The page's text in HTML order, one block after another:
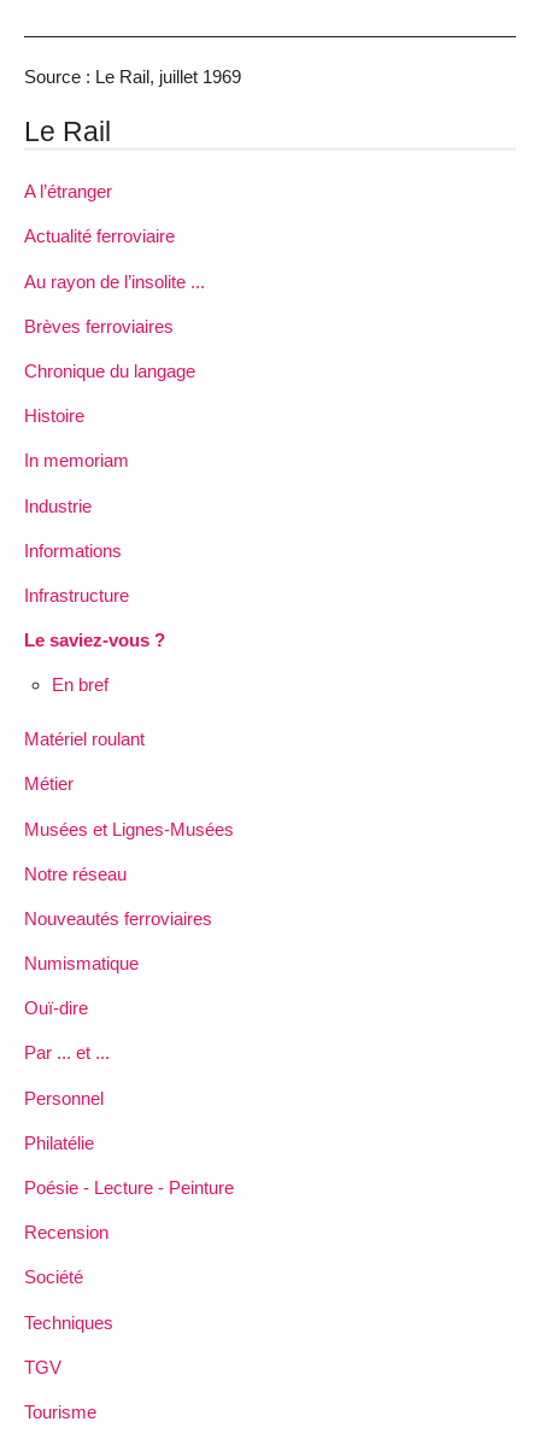
Source : Le Rail, juillet 1969
Le Rail
A l’étranger
Actualité ferroviaire
Au rayon de l’insolite ...
Brèves ferroviaires
Chronique du langage
Histoire
In memoriam
Industrie
Informations
Infrastructure
Le saviez-vous ?
En bref
Matériel roulant
Métier
Musées et Lignes-Musées
Notre réseau
Nouveautés ferroviaires
Numismatique
Ouï-dire
Par ... et ...
Personnel
Philatélie
Poésie - Lecture - Peinture
Recension
Société
Techniques
TGV
Tourisme